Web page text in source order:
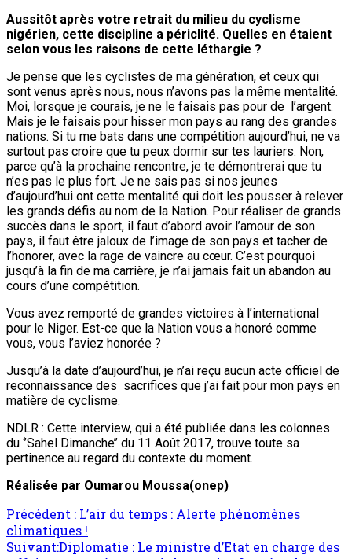
Aussitôt après votre retrait du milieu du cyclisme
nigérien, cette discipline a périclité. Quelles en étaient
selon vous les raisons de cette léthargie ?
Je pense que les cyclistes de ma génération, et ceux qui
sont venus après nous, nous n’avons pas la même mentalité.
Moi, lorsque je courais, je ne le faisais pas pour de l’argent.
Mais je le faisais pour hisser mon pays au rang des grandes
nations. Si tu me bats dans une compétition aujourd’hui, ne va
surtout pas croire que tu peux dormir sur tes lauriers. Non,
parce qu’à la prochaine rencontre, je te démontrerai que tu
n’es pas le plus fort. Je ne sais pas si nos jeunes
d’aujourd’hui ont cette mentalité qui doit les pousser à relever
les grands défis au nom de la Nation. Pour réaliser de grands
succès dans le sport, il faut d’abord avoir l’amour de son
pays, il faut être jaloux de l’image de son pays et tacher de
l’honorer, avec la rage de vaincre au cœur. C’est pourquoi
jusqu’à la fin de ma carrière, je n’ai jamais fait un abandon au
cours d’une compétition.
Vous avez remporté de grandes victoires à l’international
pour le Niger. Est-ce que la Nation vous a honoré comme
vous, vous l’aviez honorée ?
Jusqu’à la date d’aujourd’hui, je n’ai reçu aucun acte officiel de
reconnaissance des sacrifices que j’ai fait pour mon pays en
matière de cyclisme.
NDLR : Cette interview, qui a été publiée dans les colonnes
du ‘’Sahel Dimanche’’ du 11 Août 2017, trouve toute sa
pertinence au regard du contexte du moment.
Réalisée par Oumarou Moussa(onep)
Navigation
d’article
Précédent : L’air du temps : Alerte phénomènes
climatiques !
Suivant:Diplomatie : Le ministre d’Etat en charge des